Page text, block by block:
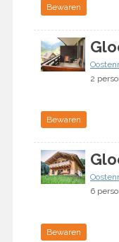
Bewaren
Bewaren
Bewaren